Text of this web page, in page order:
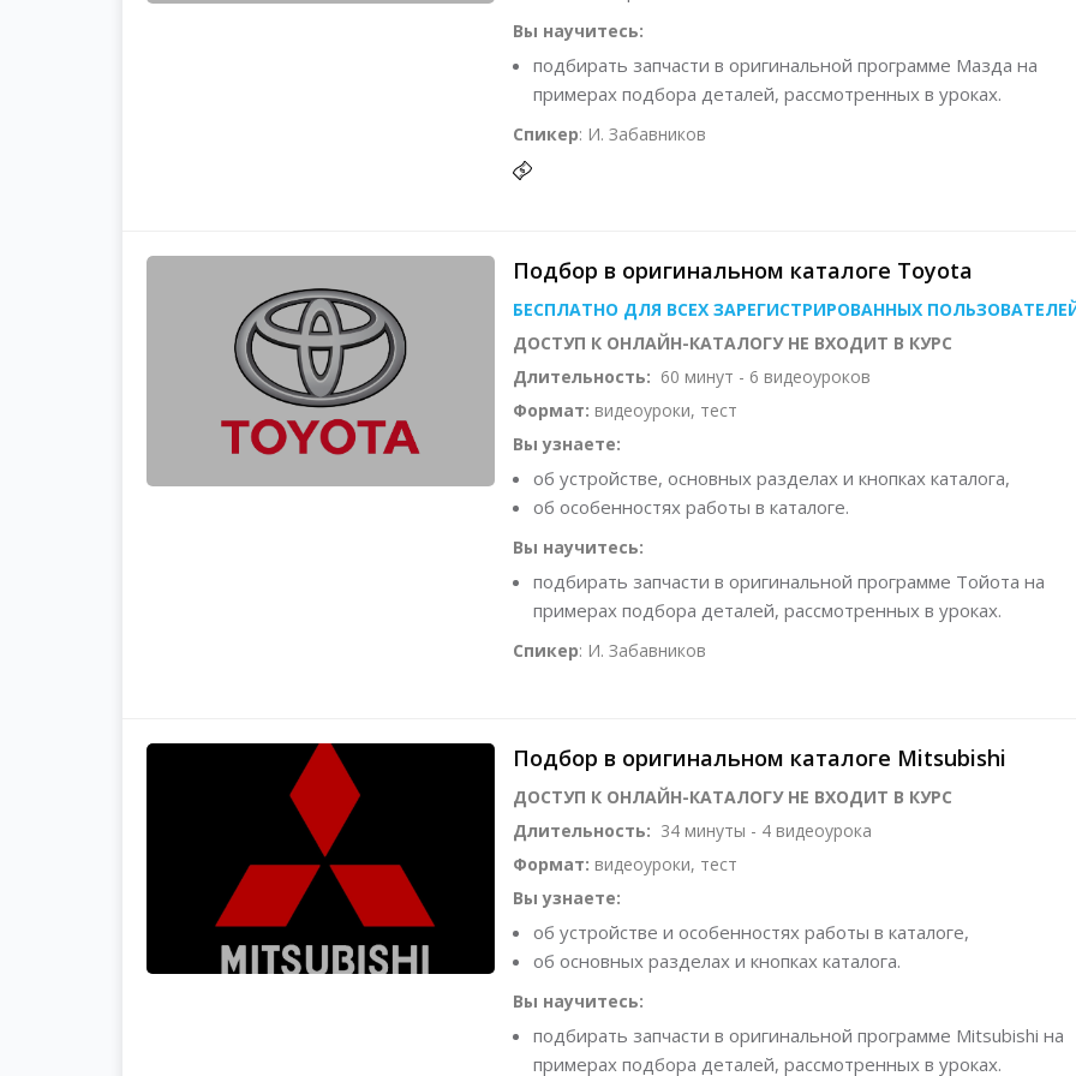
Вы научитесь:
подбирать запчасти в оригинальной программе Мазда на
примерах подбора деталей, рассмотренных в уроках.
Спикер: И. Забавников
Подбор в оригинальном каталоге Toyota
БЕСПЛАТНО ДЛЯ ВСЕХ ЗАРЕГИСТРИРОВАННЫХ
ДОСТУП К ОНЛАЙН-КАТАЛОГУ НЕ ВХОДИТ В КУРС
Длительность: 60 минут - 6 видеоуроков
Формат: видеоуроки, тест
Вы узнаете:
об устройстве, основных разделах и кнопках каталога,
об особенностях работы в каталоге.
Вы научитесь:
подбирать запчасти в оригинальной программе Тойота на
примерах подбора деталей, рассмотренных в уроках.
Спикер: И. Забавников
Подбор в оригинальном каталоге Mitsubishi
ДОСТУП К ОНЛАЙН-КАТАЛОГУ НЕ ВХОДИТ В КУРС
Длительность: 34 минуты - 4 видеоурока
Формат: видеоуроки, тест
Вы узнаете:
об устройстве и особенностях работы в каталоге,
об основных разделах и кнопках каталога.
Вы научитесь:
подбирать запчасти в оригинальной программе Mitsubishi на
примерах подбора деталей, рассмотренных в уроках.